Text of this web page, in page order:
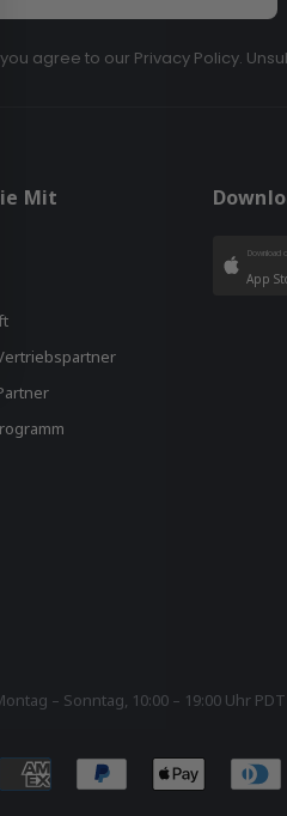
agree to our Privacy Policy.
Mit
Download
App
– Sonntag, 10:00 – 19:00 Uhr